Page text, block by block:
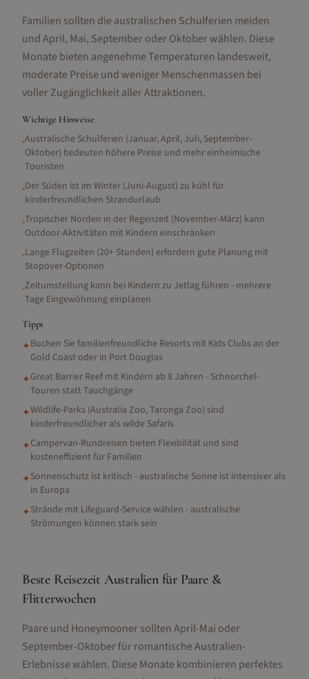
Familien sollten die australischen Schulferien meiden
und April, Mai, September oder Oktober wählen. Diese
Monate bieten angenehme Temperaturen landesweit,
moderate Preise und weniger Menschenmassen bei
voller Zugänglichkeit aller Attraktionen.
Wichtige Hinweise
•Australische Schulferien (Januar, April, Juli, September-
Oktober) bedeuten höhere Preise und mehr einheimische
Touristen
•Der Süden ist im Winter (Juni-August) zu kühl für
kinderfreundlichen Strandurlaub
•Tropischer Norden in der Regenzeit (November-März) kann
Outdoor-Aktivitäten mit Kindern einschränken
•Lange Flugzeiten (20+ Stunden) erfordern gute Planung mit
Stopover-Optionen
•Zeitumstellung kann bei Kindern zu Jetlag führen - mehrere
Tage Eingewöhnung einplanen
Tipps
✦Buchen Sie familienfreundliche Resorts mit Kids Clubs an der
Gold Coast oder in Port Douglas
✦Great Barrier Reef mit Kindern ab 8 Jahren - Schnorchel-
Touren statt Tauchgänge
✦Wildlife-Parks (Australia Zoo, Taronga Zoo) sind
kinderfreundlicher als wilde Safaris
✦Campervan-Rundreisen bieten Flexibilität und sind
kosteneffizient für Familien
✦Sonnenschutz ist kritisch - australische Sonne ist intensiver als
in Europa
✦Strände mit Lifeguard-Service wählen - australische
Strömungen können stark sein
Beste Reisezeit Australien für Paare &
Flitterwochen
Paare und Honeymooner sollten April-Mai oder
September-Oktober für romantische Australien-
Erlebnisse wählen. Diese Monate kombinieren perfektes